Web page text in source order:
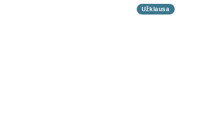
Užklausa